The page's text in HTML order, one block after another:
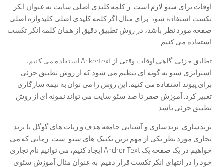
اوقات برای سئو لازم است از کلمه کلیدی اصلی سایت به عنوان انکر
تکست استفاده شود. برای مثال اگر کلمه کلیدی اصلی کلیدواژه اصلی
صفحه مورد نظر باشد، در روش تطبیق دقیق از همان کلمه انکر تکست
استفاده می کنیم.
تطابق جزئی: گاهی اوقات وقتی از Ankertext استفاده می کنیم،
استراتژی سئو به گونه ای تنظیم می شود که از روش تطبیق جزئی
برای پیوند استفاده می کنیم. این روش را می توان به نیمه سازگاری
تعبیر کرد. آموزش صفر تا صد سئو سایت می تواند نمونه ای از روش
تطبیق جزئی باشد.
برندسازی: برندسازی و آشنایی جامعه هدف و ربات های گوگل با برند
تجاری مورد نظر یکی از مهم ترین تکنیک های سئو است. زمانی که می
خواهیم در یک صفحه یک Anchor Text ایجاد کنیم، می توانیم نام تجاری
خود را در انتهای انکر تکست قرار دهیم. به عنوان مثال آموزش سئوی